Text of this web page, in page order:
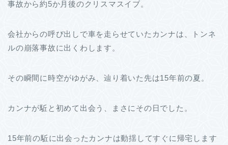
事故から約5か月後のクリスマスイブ。
会社からの呼び出しで車を走らせていたカンナは、トンネ
ルの崩落事故に出くわします。
その瞬間に時空がゆがみ、辿り着いた先は15年前の夏。
カンナが駈と初めて出会う、まさにその日でした。
15年前の駈に出会ったカンナは動揺してすぐに帰宅します